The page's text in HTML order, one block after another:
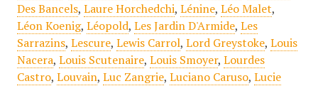
Des Bancels, Laure Horchedchi, Lénine, Léo Malet,
Léon Koenig, Léopold, Les Jardin D'Armide, Les
Sarrazins, Lescure, Lewis Carrol, Lord Greystoke, Louis
Nacera, Louis Scutenaire, Louis Smoyer, Lourdes
Castro, Louvain, Luc Zangrie, Luciano Caruso, Lucie